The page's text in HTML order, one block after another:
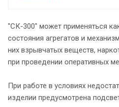
"СК-300" может применяться
состояния агрегатов и
них взрывчатых веществ,
при проведении оперативных
При работе в условиях
изделии предусмотрена